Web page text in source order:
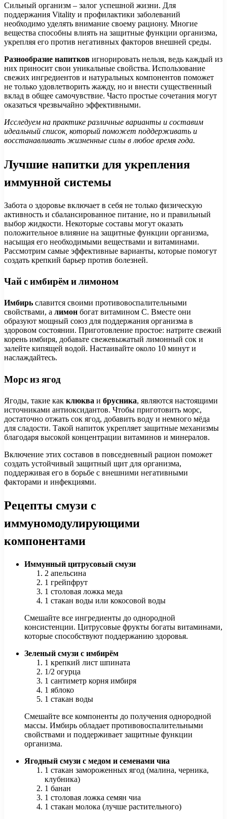
Сильный организм – залог успешной жизни. Для
поддержания Vitality и профилактики заболеваний
необходимо уделять внимание своему рациону. Многие
вещества способны влиять на защитные функции организма,
укрепляя его против негативных факторов внешней среды.
Разнообразие напитков игнорировать нельзя, ведь каждый из
них приносит свои уникальные свойства. Использование
свежих ингредиентов и натуральных компонентов поможет
не только удовлетворить жажду, но и внести существенный
вклад в общее самочувствие. Часто простые сочетания могут
оказаться чрезвычайно эффективными.
Исследуем на практике различные варианты и составим
идеальный список, который поможет поддерживать и
восстанавливать жизненные силы в любое время года.
Лучшие напитки для укрепления
иммунной системы
Забота о здоровье включает в себя не только физическую
активность и сбалансированное питание, но и правильный
выбор жидкости. Некоторые составы могут оказать
положительное влияние на защитные функции организма,
насыщая его необходимыми веществами и витаминами.
Рассмотрим самые эффективные варианты, которые помогут
создать крепкий барьер против болезней.
Чай с имбирём и лимоном
Имбирь славится своими противовоспалительными
свойствами, а лимон богат витамином C. Вместе они
образуют мощный союз для поддержания организма в
здоровом состоянии. Приготовление простое: натрите свежий
корень имбиря, добавьте свежевыжатый лимонный сок и
залейте кипящей водой. Настаивайте около 10 минут и
наслаждайтесь.
Морс из ягод
Ягоды, такие как клюква и брусника, являются настоящими
источниками антиоксидантов. Чтобы приготовить морс,
достаточно отжать сок ягод, добавить воду и немного мёда
для сладости. Такой напиток укрепляет защитные механизмы
благодаря высокой концентрации витаминов и минералов.
Включение этих составов в повседневный рацион поможет
создать устойчивый защитный щит для организма,
поддерживая его в борьбе с внешними негативными
факторами и инфекциями.
Рецепты смузи с
иммуномодулирующими
компонентами
Иммунный цитрусовый смузи
2 апельсина
1 грейпфрут
1 столовая ложка меда
1 стакан воды или кокосовой воды
Смешайте все ингредиенты до однородной
консистенции. Цитрусовые фрукты богаты витаминами,
которые способствуют поддержанию здоровья.
Зеленый смузи с имбирём
1 крепкий лист шпината
1/2 огурца
1 сантиметр корня имбиря
1 яблоко
1 стакан воды
Смешайте все компоненты до получения однородной
массы. Имбирь обладает противовоспалительными
свойствами и поддерживает защитные функции
организма.
Ягодный смузи с медом и семенами чиа
1 стакан замороженных ягод (малина, черника,
клубника)
1 банан
1 столовая ложка семян чиа
1 стакан молока (лучше растительного)